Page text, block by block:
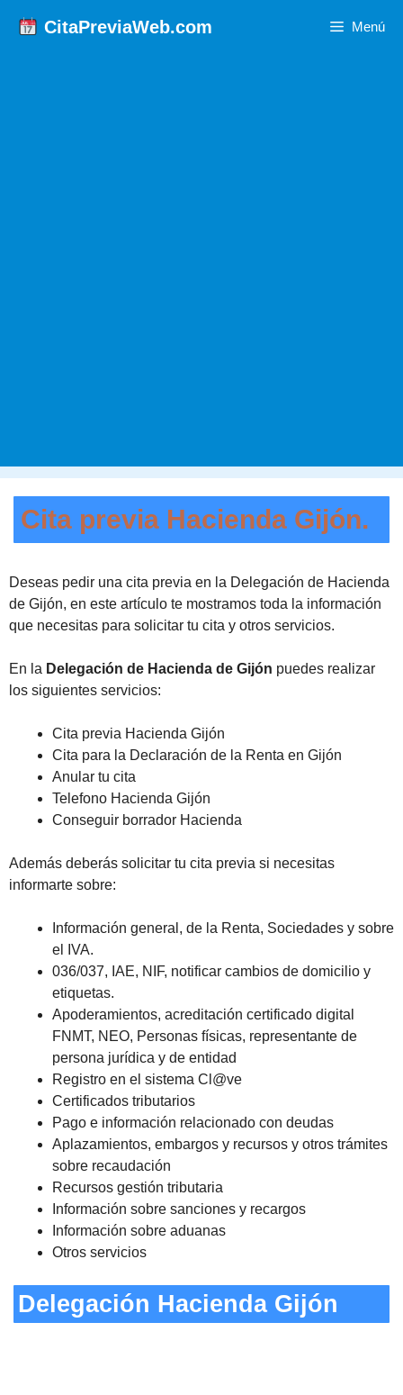
CitaPreviaWeb.com Menú
Cita previa Hacienda Gijón.
Deseas pedir una cita previa en la Delegación de Hacienda
de Gijón, en este artículo te mostramos toda la información
que necesitas para solicitar tu cita y otros servicios.
En la Delegación de Hacienda de Gijón puedes realizar
los siguientes servicios:
Cita previa Hacienda Gijón
Cita para la Declaración de la Renta en Gijón
Anular tu cita
Telefono Hacienda Gijón
Conseguir borrador Hacienda
Además deberás solicitar tu cita previa si necesitas
informarte sobre:
Información general, de la Renta, Sociedades y sobre
el IVA.
036/037, IAE, NIF, notificar cambios de domicilio y
etiquetas.
Apoderamientos, acreditación certificado digital
FNMT, NEO, Personas físicas, representante de
persona jurídica y de entidad
Registro en el sistema Cl@ve
Certificados tributarios
Pago e información relacionado con deudas
Aplazamientos, embargos y recursos y otros trámites
sobre recaudación
Recursos gestión tributaria
Información sobre sanciones y recargos
Información sobre aduanas
Otros servicios
Delegación Hacienda Gijón